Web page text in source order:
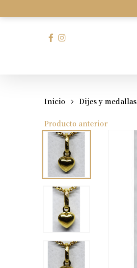
to
facebook
instagram
Inicio Dijes y medallas
Producto anterior